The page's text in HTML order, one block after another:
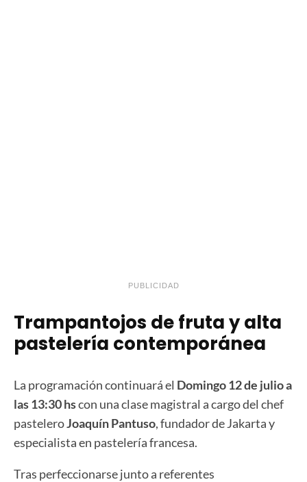
PUBLICIDAD
Trampantojos de fruta y alta
pastelería contemporánea
La programación continuará el Domingo 12 de julio a
las 13:30 hscon una clase magistral a cargo del chef
pasteleroJoaquín Pantuso, fundador de Jakarta y
especialista en pastelería francesa.
Tras perfeccionarse junto a referentes